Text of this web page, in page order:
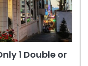
1 Double or